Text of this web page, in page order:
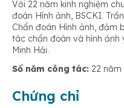
Với 22 năm kinh nghiệm
đoán Hình ảnh, BSCKI.
Chẩn đoán Hình ảnh, đảm
tác chẩn đoán và hình ảnh
Minh Hải.
Số năm công tác: 22 năm
Chứng chỉ